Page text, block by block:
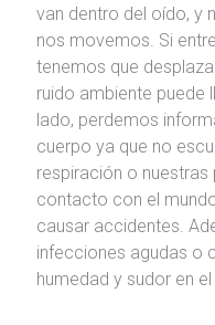
van dentro del oído, y
nos movemos. Si
tenemos que
ruido ambiente puede
lado, perdemos
cuerpo ya que no
respiración o
contacto con el
causar accidentes.
infecciones agudas o
humedad y sudor en